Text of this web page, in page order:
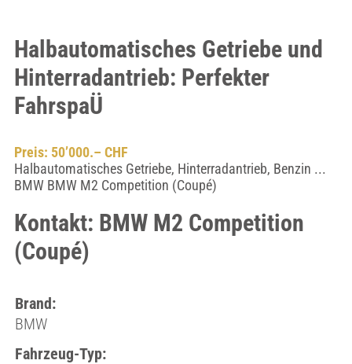
Halbautomatisches Getriebe und
Hinterradantrieb: Perfekter
FahrspaÜ
Preis: 50’000.– CHF
Halbautomatisches Getriebe, Hinterradantrieb, Benzin ...
BMW BMW M2 Competition (Coupé)
Kontakt: BMW M2 Competition
(Coupé)
Brand:
BMW
Fahrzeug-Typ: